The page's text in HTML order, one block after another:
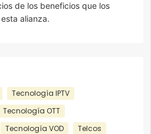
de los beneficios que los
alianza.
Tecnología IPTV
Tecnología OTT
Tecnología VOD
Telcos